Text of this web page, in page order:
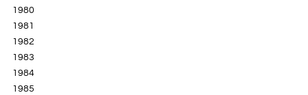
1980
1981
1982
1983
1984
1985